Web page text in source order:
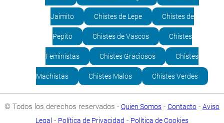
Jaimito Chistes de Lepe Chistes de
Pepito Chistes de Vascos Chistes
Feministas Chistes Graciosos Chistes
Machistas Chistes Malos Chistes Verdes
© Todos los derechos reservados - Quien Somos - Contacto - Aviso
Legal - Política de Privacidad - Política de Cookies